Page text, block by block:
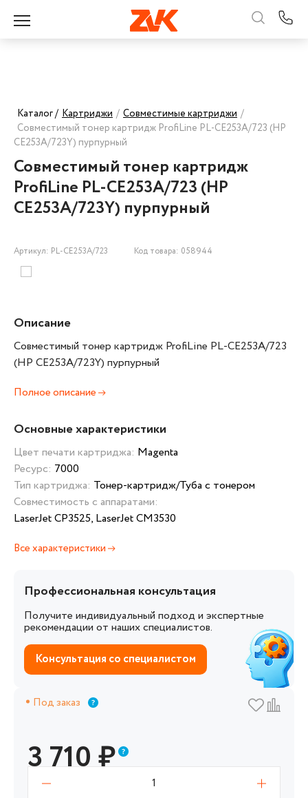
Каталог / Картриджи / Совместимые картриджи /
Совместимый тонер картридж ProfiLine PL-CE253A/723 (HP
CE253A/723Y) пурпурный
Совместимый тонер картридж
ProfiLine PL-CE253A/723 (HP
CE253A/723Y) пурпурный
Артикул: PL-CE253A/723 Код товара: 058944
Описание
Совместимый тонер картридж ProfiLine PL-CE253A/723
(HP CE253A/723Y) пурпурный
Полное описание
Основные характеристики
Цвет печати картриджа: Magenta
Ресурс: 7000
Тип картриджа: Тонер-картридж/Туба с тонером
Совместимость с аппаратами:
LaserJet CP3525, LaserJet CM3530
Все характеристики
Профессиональная консультация
Получите индивидуальный подход и экспертные
рекомендации от наших специалистов.
Консультация со специалистом
Под заказ
3 710₽
1